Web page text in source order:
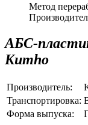
Метод
АБС-
Kumho
Производитель:
Транспортировка:
Форма выпуска: